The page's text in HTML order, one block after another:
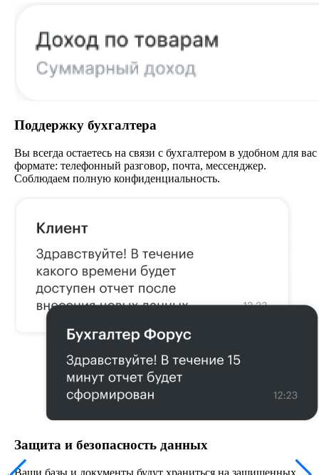
Поддержку бухгалтера
Вы всегда остаетесь на связи с бухгалтером в удобном для вас
формате: телефонный разговор, почта, мессенджер.
Соблюдаем полную конфиденциальность.
Защита и безопасность данных
Ваши базы и документы будут храниться на защищенных